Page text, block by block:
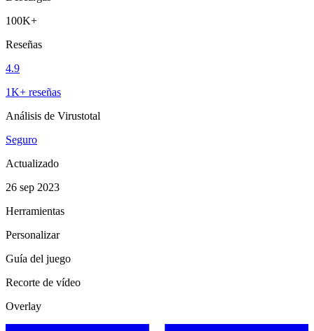
100K+
Reseñas
4.9
1K+ reseñas
Análisis de Virustotal
Seguro
Actualizado
26 sep 2023
Herramientas
Personalizar
Guía del juego
Recorte de vídeo
Overlay